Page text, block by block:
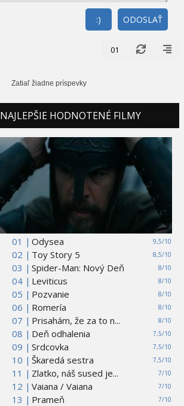
ODOSLAŤ
:)
01
Zatiaľ žiadne príspevky
NAJLEPŠIE HODNOTENÉ FILMY
01 | 9,5/10
Odysea
02 |
8,5/10
Toy Story 5
03 |
8/10
Spider-Man: Nový Deň
04 |
8/10
Leviticus
05 |
8/10
Pozvanie
06 |
8/10
Romería
07 |
8/10
Prisahám, že za to n...
08 |
7,5/10
Deň odhalenia
09 |
7,5/10
Srdcovka
10 |
7,5/10
Škaredá sestra
11 |
7/10
Zlatko, náš sused je...
12 |
7/10
Vaiana / Vaiana
13 |
7/10
Prameň